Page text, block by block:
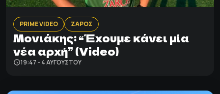
PRIME VIDEO ΖΑΡΟΣ
Μονιάκης: “Έχουμε κάνει μία
νέα αρχή” (Video)
19:47 - 4 ΑΥΓΟΎΣΤΟΥ